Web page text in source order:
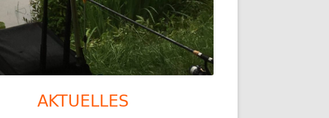
Haupt-
AKTUELLES